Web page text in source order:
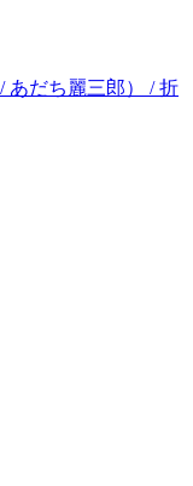
あだち麗三郎） / 折